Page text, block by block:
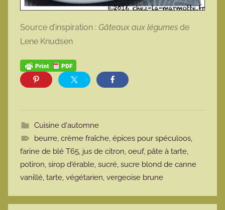
Source d’inspiration : Gâteaux aux légumes de
Lene Knudsen
Cuisine d'automne
beurre, crème fraîche, épices pour spéculoos,
farine de blé T65 jus de citron oeuf, pâte à tarte
potiron sirop d'érable sucré sucre blond de canne
vanillé tarte végétarien vergeoise brune